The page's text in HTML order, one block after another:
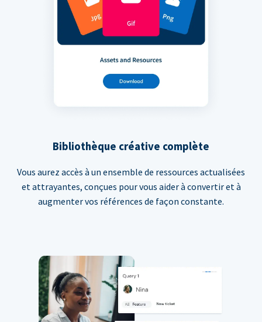
Bibliothèque créative complète
Vous aurez accès à un ensemble de ressources actualisées
et attrayantes, conçues pour vous aider à convertir et à
augmenter vos références de façon constante.